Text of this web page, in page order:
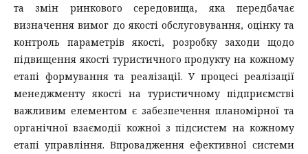
та змін ринкового середовища, яка передбачає
визначення вимог до якості обслуговування, оцінку та
контроль параметрів якості, розробку заходи щодо
підвищення якості туристичного продукту на кожному
етапі формування та реалізації. У процесі реалізації
менеджменту якості на туристичному підприємстві
важливим елементом є забезпечення планомірної та
органічної взаємодії кожної з підсистем на кожному
етапі управління. Впровадження ефективної системи